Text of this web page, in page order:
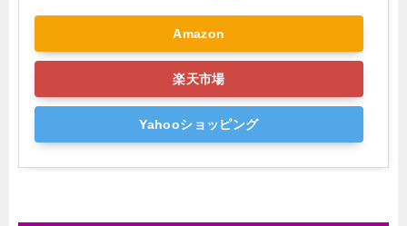
Amazon
楽天市場
Yahooショッピング